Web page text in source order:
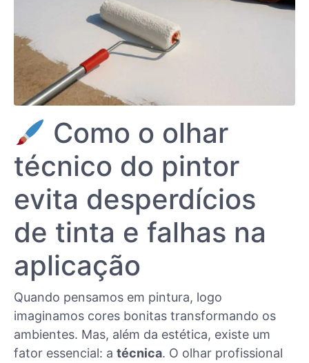
Como o olhar
técnico do pintor
evita desperdícios
de tinta e falhas na
aplicação
Quando pensamos em pintura, logo
imaginamos cores bonitas transformando os
ambientes. Mas, além da estética, existe um
fator essencial: a técnica. O olhar profissional